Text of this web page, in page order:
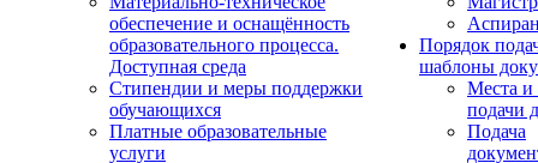
обеспечение и оснащённость
образовательного процесса.
Доступная среда
Стипендии и меры поддержки
обучающихся
Платные образовательные
услуги
Порядок
шаблоны
Места и
подачи
Подача